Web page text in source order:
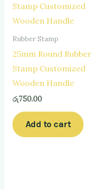
Rubber Stamp
25mm Round Rubber
Stamp Customized
Wooden Handle
රු750.00
Add to cart